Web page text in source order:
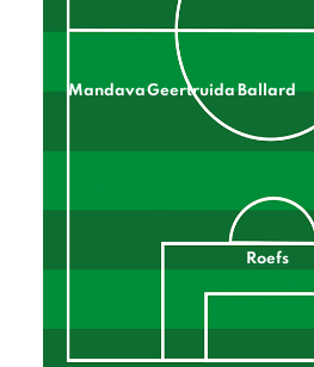
MandavaGeertruidaBallard
Roefs